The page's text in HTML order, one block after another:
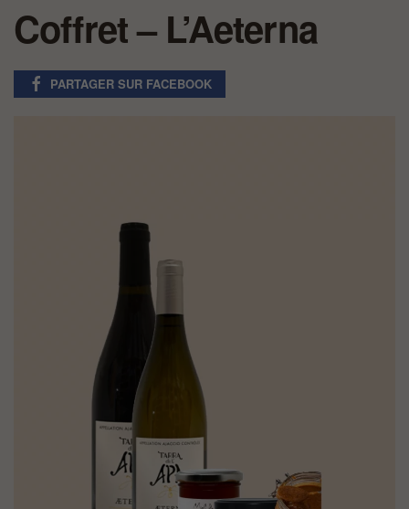
Coffret – L’Aeterna
PARTAGER SUR FACEBOOK